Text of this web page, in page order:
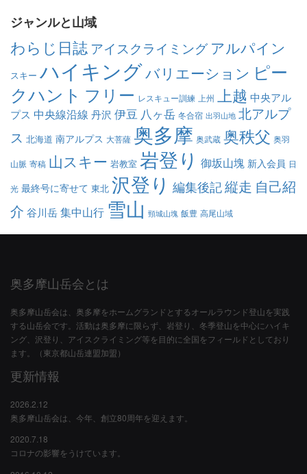
ジャンルと山域
わらじ日誌 アイスクライミング アルパイン
スキー ハイキングバリエーション ピー
クハント フリー レスキュー訓練 上州 上越 中央アル
プス 中央線沿線 丹沢 伊豆 八ヶ岳 冬合宿 出羽山地 北アルプ
ス 北海道 南アルプス 大菩薩 奥多摩 奥武蔵 奥秩父 奥羽
山脈 寄稿 山スキー 岩教室 岩登り 御坂山塊 新入会員 日
光 最終号に寄せて 東北 沢登り 編集後記縦走 自己紹
介 谷川岳集中山行 雪山 頸城山塊 飯豊 高尾山域
奥多摩山岳会とは
奥多摩山岳会は、奥多摩をホームグランドとするオールラウンド登山を実践
する山岳会です。活動は奥多摩に限らず、岩登り、冬季登山を中心にハイキ
ング、沢登り、アイスクライミング等を目的に全国をフィールドとしており
ます。（東京都山岳連盟加盟）
更新情報
2026.2.12
奥多摩山岳会は、今年、創立80周年を迎えます。
2020.7.18
コロナの影響をうけています。